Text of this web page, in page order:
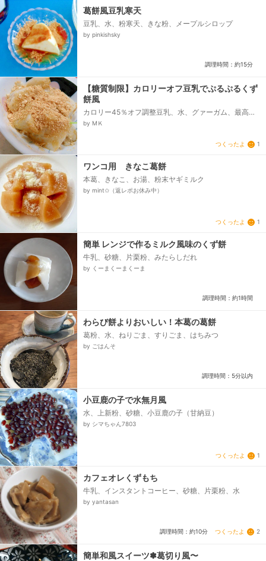
葛餅風豆乳寒天
豆乳、水、粉寒天、きな粉、メープルシロップ
by pinkishsky
調理時間：約15分
【糖質制限】カロリーオフ豆乳でぷるぷるくず
餅風
カロリー45％オフ調整豆乳、水、グァーガム、最高級
粉末粉寒天、人工甘味料、【仕上げに】、きな粉、人
by МＫ
つくったよ 1
ワンコ用 きなこ葛餅
本葛、きなこ、お湯、粉末ヤギミルク
by mint✩（返レポお休み中）
つくったよ 1
簡単 レンジで作るミルク風味のくず餅
牛乳、砂糖、片栗粉、みたらしだれ
by くーまくーまくーま
調理時間：約1時間
わらび餅よりおいしい！本葛の葛餅
葛粉、水、ねりごま、すりごま、はちみつ
by ごはんそ
調理時間：5分以内
小豆鹿の子で水無月風
水、上新粉、砂糖、小豆鹿の子（甘納豆）
by シマちゃん7803
つくったよ 1
カフェオレくずもち
牛乳、インスタントコーヒー、砂糖、片栗粉、水
by yantasan
調理時間：約10分 つくったよ 2
簡単和風スイーツ✽葛切り風〜